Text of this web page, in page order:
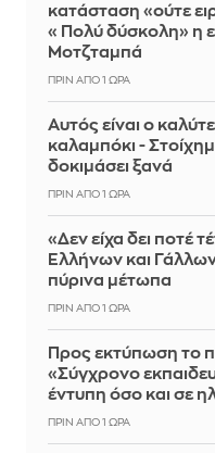
κατάσταση «ούτε
«Πολύ δύσκολη» η
Μοτζταμπά
ΠΡΙΝ ΑΠΌ 1 ΏΡΑ
Αυτός είναι ο
καλαμπόκι -
δοκιμάσει ξανά
ΠΡΙΝ ΑΠΌ 1 ΏΡΑ
«Δεν είχα δει ποτέ
Ελλήνων και
πύρινα μέτωπα
ΠΡΙΝ ΑΠΌ 1 ΏΡΑ
Προς εκτύπωση το
«Σύγχρονο
έντυπη όσο και σε
ΠΡΙΝ ΑΠΌ 1 ΏΡΑ